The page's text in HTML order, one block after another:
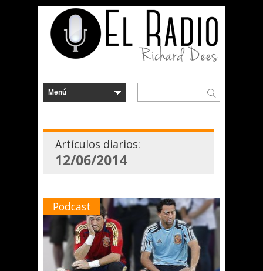
Artículos diarios:
12/06/2014
Podcast